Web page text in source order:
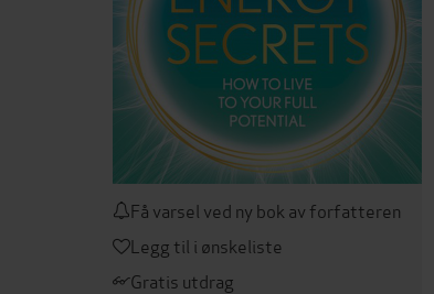
Få varsel ved ny bok av forfatteren
Legg til i ønskeliste
Gratis utdrag